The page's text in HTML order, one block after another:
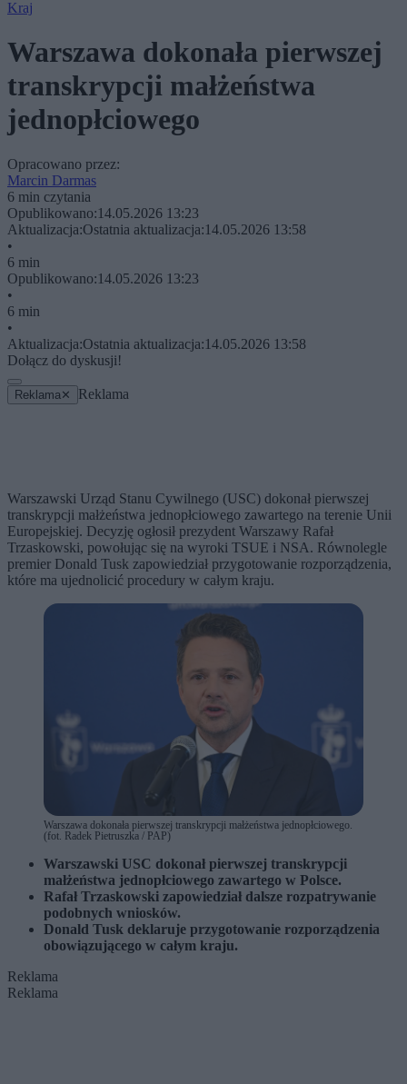
Kraj
Warszawa dokonała pierwszej
transkrypcji małżeństwa
jednopłciowego
Opracowano przez:
Marcin Darmas
6 min czytania
Opublikowano:14.05.2026 13:23
Aktualizacja:Ostatnia aktualizacja:14.05.2026 13:58
•
6 min
Opublikowano:14.05.2026 13:23
•
6 min
•
Aktualizacja:Ostatnia aktualizacja:14.05.2026 13:58
Dołącz do dyskusji!
Reklama ✕ Reklama
Warszawski Urząd Stanu Cywilnego (USC) dokonał pierwszej
transkrypcji małżeństwa jednopłciowego zawartego na terenie Unii
Europejskiej. Decyzję ogłosił prezydent Warszawy Rafał
Trzaskowski, powołując się na wyroki TSUE i NSA. Równolegle
premier Donald Tusk zapowiedział przygotowanie rozporządzenia,
które ma ujednolicić procedury w całym kraju.
Warszawa dokonała pierwszej transkrypcji małżeństwa jednopłciowego.
(fot. Radek Pietruszka / PAP)
Warszawski USC dokonał pierwszej transkrypcji
małżeństwa jednopłciowego zawartego w Polsce.
Rafał Trzaskowski zapowiedział dalsze rozpatrywanie
podobnych wniosków.
Donald Tusk deklaruje przygotowanie rozporządzenia
obowiązującego w całym kraju.
Reklama
Reklama